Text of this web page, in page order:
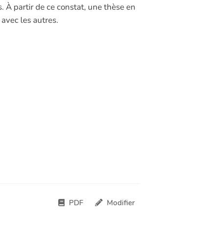
partir de ce constat, une thèse en
les autres.
PDF Modifier